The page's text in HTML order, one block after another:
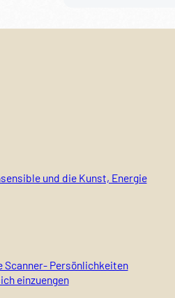
und die Kunst, Energie
Scanner- Persönlichkeiten
einzuengen